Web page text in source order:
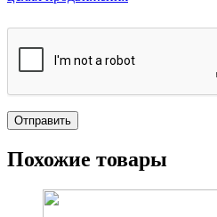
Похожие товары